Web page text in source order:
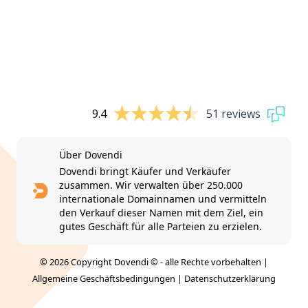
9.4 51 reviews
Über Dovendi
Dovendi bringt Käufer und Verkäufer
zusammen. Wir verwalten über 250.000
internationale Domainnamen und vermitteln
den Verkauf dieser Namen mit dem Ziel, ein
gutes Geschäft für alle Parteien zu erzielen.
© 2026 Copyright Dovendi © - alle Rechte vorbehalten |
Allgemeine Geschäftsbedingungen | Datenschutzerklärung